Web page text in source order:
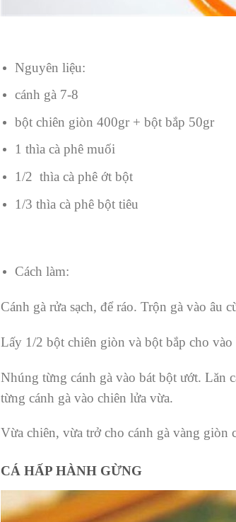
Nguyên liệu:
cánh gà 7-8
bột chiên giòn 400gr + bột bắp 50gr
1 thìa cà phê muối
1/2 thìa cà phê ớt bột
1/3 thìa cà phê bột tiêu
Cách làm:
Cánh gà rửa sạch, để ráo. Trộn gà vào âu
Lấy 1/2 bột chiên giòn và bột bắp cho
Nhúng từng cánh gà vào bát bột ướt. Lăn
từng cánh gà vào chiên lửa vừa.
Vừa chiên, vừa trở cho cánh gà vàng
CÁ HẤP HÀNH GỪNG